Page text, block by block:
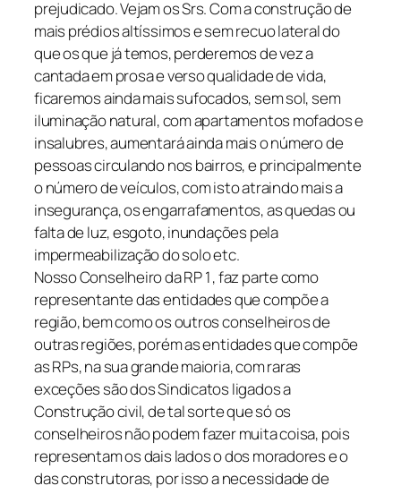
prejudicado. Vejam os Srs. Com a construção de
mais prédios altíssimos e sem recuo lateral do
que os que já temos, perderemos de vez a
cantada em prosa e verso qualidade de vida,
ficaremos ainda mais sufocados, sem sol, sem
iluminação natural, com apartamentos mofados e
insalubres, aumentará ainda mais o número de
pessoas circulando nos bairros, e principalmente
o número de veículos, com isto atraindo mais a
insegurança, os engarrafamentos, as quedas ou
falta de luz, esgoto, inundações pela
impermeabilização do solo etc.
Nosso Conselheiro da RP 1 , faz parte como
representante das entidades que compõe a
região, bem como os outros conselheiros de
outras regiões, porém as entidades que compõe
as RPs, na sua grande maioria, com raras
exceções são dos Sindicatos ligados a
Construção civil, de tal sorte que só os
conselheiros não podem fazer muita coisa, pois
representam os dais lados o dos moradores e o
das construtoras, por isso a necessidade de